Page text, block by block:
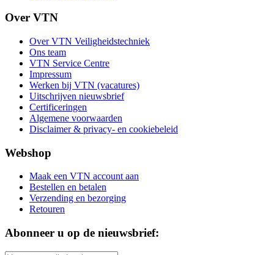
Over VTN
Over VTN Veiligheidstechniek
Ons team
VTN Service Centre
Impressum
Werken bij VTN (vacatures)
Uitschrijven nieuwsbrief
Certificeringen
Algemene voorwaarden
Disclaimer & privacy- en cookiebeleid
Webshop
Maak een VTN account aan
Bestellen en betalen
Verzending en bezorging
Retouren
Abonneer u op de nieuwsbrief: